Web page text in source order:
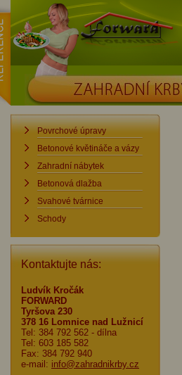
Forward
ZAHRADNÍ KRBY
Povrchové úpravy
Betonové květináče a vázy
Zahradní nábytek
Betonová dlažba
Svahové tvárnice
Schody
Kontaktujte nás:
Ludvík Kročák
FORWARD
Tyršova 230
378 16 Lomnice nad Lužnicí
Tel: 384 792 562 - dílna
Tel: 603 185 582
Fax: 384 792 940
e-mail: info@zahradnikrby.cz